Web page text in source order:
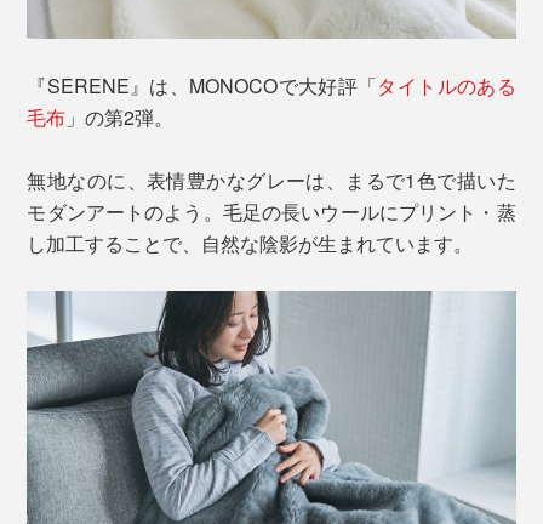
『SERENE』は、MONOCOで大好評「タイトルのある
毛布 」の第2弾。
無地なのに、表情豊かなグレーは、まるで1色で描いた
モダンアートのよう。毛足の長いウールにプリント・蒸
し加工することで、自然な陰影が生まれています。